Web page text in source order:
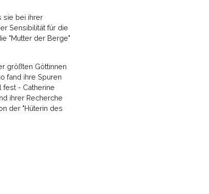
sie bei ihrer
Sensibilität für die
"Mutter der Berge"
größten Göttinnen
fand ihre Spuren
fest - Catherine
ihrer Recherche
der "Hüterin des